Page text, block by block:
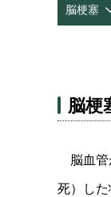
肛門
腫瘍
脳梗塞
脳梗
脳血管
死）し